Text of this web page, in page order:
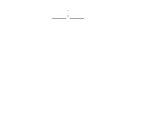
__:__